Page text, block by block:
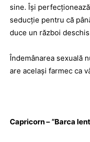
sine. Îşi
seducţie pentru că
duce un război
Îndemânarea sexuală
are acelaşi farmec ca
Capricorn – “Barca